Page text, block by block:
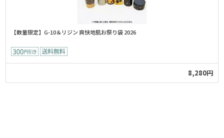
【数量限定】G-10＆リジン 爽快地肌お祭り袋 2026
8,280円